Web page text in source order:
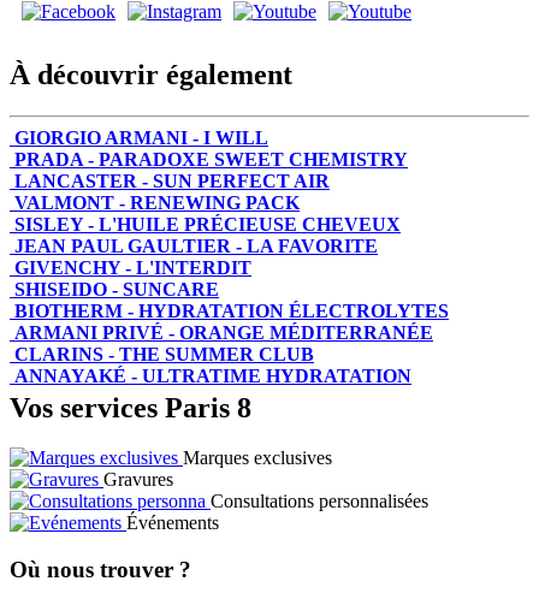
À découvrir également
GIORGIO ARMANI - I WILL
PRADA - PARADOXE SWEET CHEMISTRY
LANCASTER - SUN PERFECT AIR
VALMONT - RENEWING PACK
SISLEY - L'HUILE PRÉCIEUSE CHEVEUX
JEAN PAUL GAULTIER - LA FAVORITE
GIVENCHY - L'INTERDIT
SHISEIDO - SUNCARE
BIOTHERM - HYDRATATION ÉLECTROLYTES
ARMANI PRIVÉ - ORANGE MÉDITERRANÉE
CLARINS - THE SUMMER CLUB
ANNAYAKÉ - ULTRATIME HYDRATATION
Vos services Paris 8
Marques exclusives
Gravures
Consultations personnalisées
Événements
Où nous trouver ?